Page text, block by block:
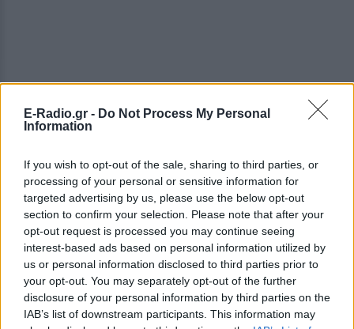
E-Radio.gr - Do Not Process My Personal
Information
If you wish to opt-out of the sale, sharing to third parties, or
processing of your personal or sensitive information for
targeted advertising by us, please use the below opt-out
section to confirm your selection. Please note that after your
opt-out request is processed you may continue seeing
interest-based ads based on personal information utilized by
us or personal information disclosed to third parties prior to
your opt-out. You may separately opt-out of the further
disclosure of your personal information by third parties on the
IAB’s list of downstream participants. This information may
ΔΕΙΤΕ ΕΠΙΣΗΣ
ΣΤΗΝ ΙΔΙΑ ΚΑΤΗΓΟΡΙΑ
Οι συναυλίες επιτέλους
βγάζουν φτηνά εισιτήρια ‑
Ποιοι καλλιτέχνες κατέβασαν
τις τιμές
Οι fans δεν αντέχουν άλλες αυξήσεις: Τα
φθηνά εισιτήρια που εξαφανίζονται σε
λίγα λεπτά